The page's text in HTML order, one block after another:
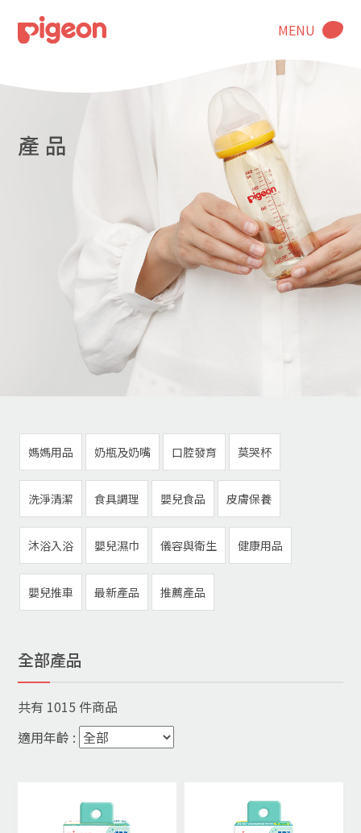
MENU
產 品
媽媽用品 奶瓶及奶嘴 口腔發育 莫哭杯
洗淨清潔 食具調理 嬰兒食品 皮膚保養
沐浴入浴 嬰兒濕巾 儀容與衛生 健康用品
嬰兒推車 最新產品 推薦產品
全部產品
共有 1015 件商品
適用年齡 :